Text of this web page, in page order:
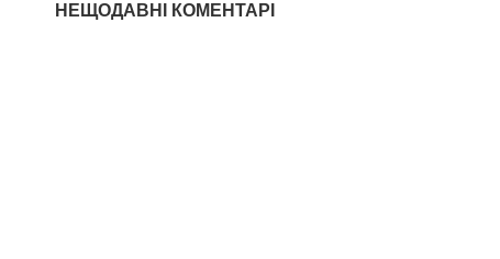
НЕЩОДАВНІ КОМЕНТАРІ